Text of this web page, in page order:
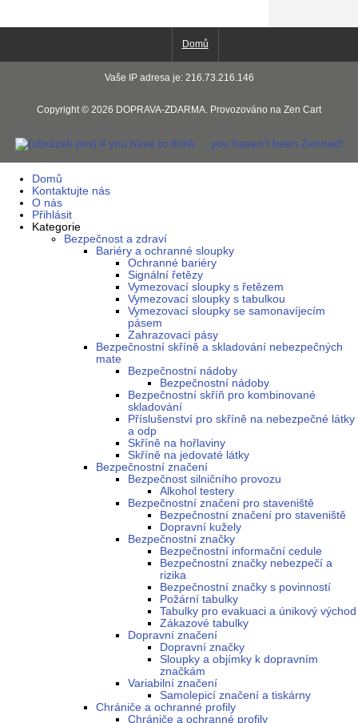
Domů
Vaše IP adresa je: 216.73.216.146
Copyright © 2026 DOPRAVA-ZDARMA. Provozováno na Zen Cart
Domů
Kontaktujte nás
O nás
Přihlásit
Kategorie
Bezpečnost a zdraví
Bariéry a ochranné sloupky
Ochranné bariéry
Signální řetězy
Vymezovací sloupky s řetězem
Vymezovací sloupky s tabulkou
Vymezovací sloupky se samonavíjecím
pásem
Zahrazovací pásy
Bezpečnostní skříně a skladování nebezpečných
mate
Bezpečnostní nádoby
Bezpečnostní nádoby
Bezpečnostní skříň pro kombinované
skladování
Příslušenství pro skříně na nebezpečné látky
a odp
Skříně na hořlaviny
Skříně na jedovaté látky
Bezpečnostní značení
Bezpečnost silničního provozu
Alkohol testery
Bezpečnostní značení pro staveniště
Bezpečnostní značení pro staveniště
Dopravní kužely
Bezpečnostní značky
Bezpečnostní informační cedule
Bezpečnostní značky nebezpečí a
rizika
Bezpečnostní značky s povinností
Požární tabulky
Tabulky pro evakuaci a únikový východ
Zákazové tabulky
Dopravní značení
Dopravní značky
Sloupky a objímky k dopravním
značkám
Variabilní značení
Samolepicí značení a tiskárny
Chrániče a ochranné profily
Chrániče a ochranné profily